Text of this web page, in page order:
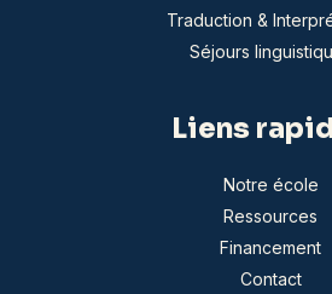
Traduction &
Séjours
Liens
Notre école
Ressources
Financement
Contact